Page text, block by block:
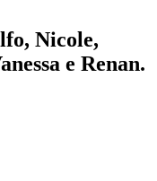
Nicole,
e Renan.